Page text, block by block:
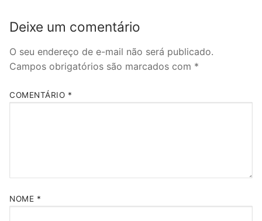
Deixe um comentário
O seu endereço de e-mail não será publicado.
Campos obrigatórios são marcados com *
COMENTÁRIO *
NOME *